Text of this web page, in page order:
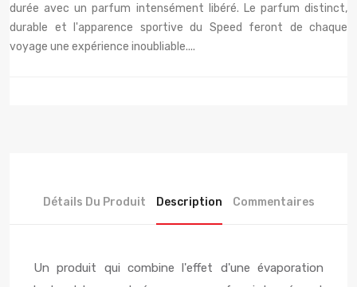
durée avec un parfum intensément libéré. Le parfum distinct,
durable et l'apparence sportive du Speed ​​​​feront de chaque
voyage une expérience inoubliable....
Détails Du Produit Description Commentaires
Un produit qui combine l'effet d'une évaporation